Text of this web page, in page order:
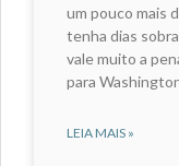
um pouco mais
tenha dias
vale muito a
para
LEIA MAIS »